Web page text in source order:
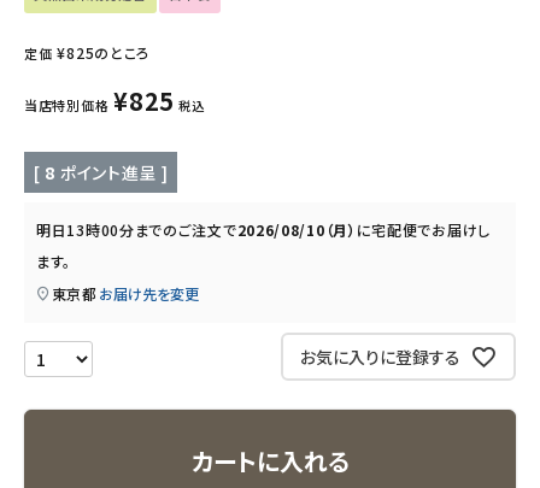
キッズ・ベビー・マタニティ
キッチン用品
フード・ドリンク
ブランド
定期購入
オリジナルブランド
定価 ¥825のところ
当店特別価格 ¥825 税込
[ 8 ポイント進呈 ]
明日13時00分までのご注文で2026/08/10（月） に宅配便でお届けし
ます。
東京都 お届け先を変更
お気に入りに登録する
カートに入れる